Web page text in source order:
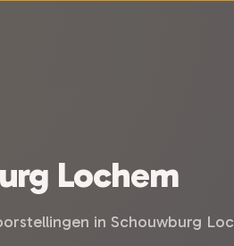
Lochem
in Schouwburg